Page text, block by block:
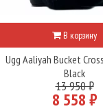
В корзину
Ugg Aaliyah Bucket
Black
13 950 ₽
8 558 ₽